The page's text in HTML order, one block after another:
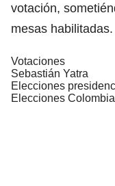
votación,
mesas habilitadas.
Votaciones
Sebastián Yatra
Elecciones
Elecciones Colombia